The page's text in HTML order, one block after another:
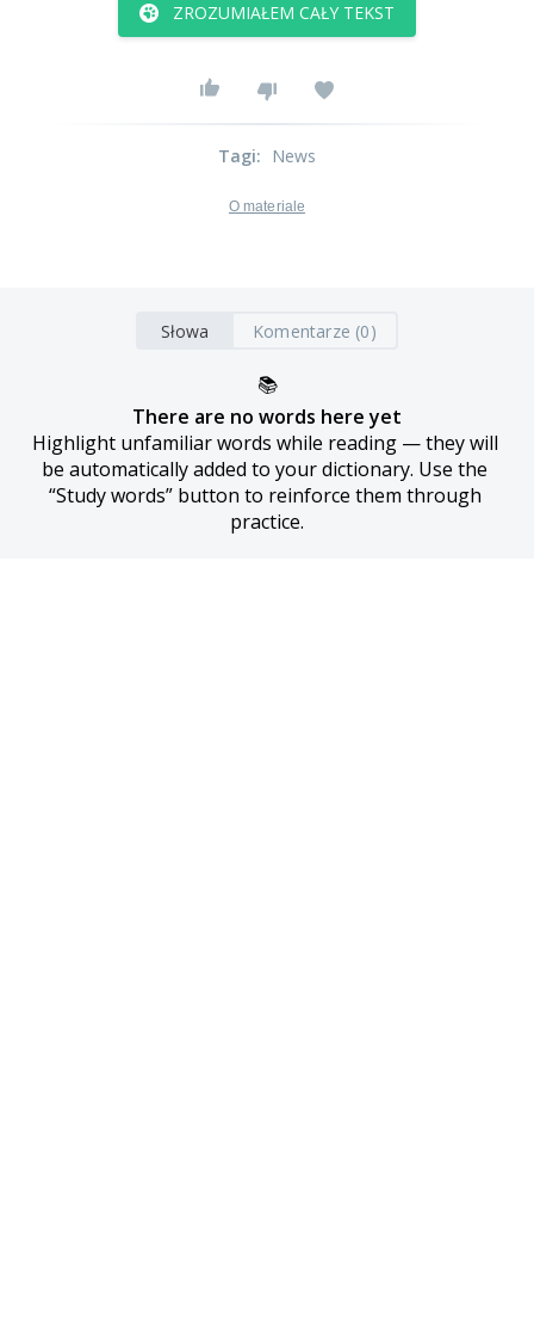
ZROZUMIAŁEM CAŁY TEKST
Tagi: News
O materiale
Słowa Komentarze (0)
📚
There are no words here yet
Highlight unfamiliar words while reading — they will
be automatically added to your dictionary. Use the
“Study words” button to reinforce them through
practice.